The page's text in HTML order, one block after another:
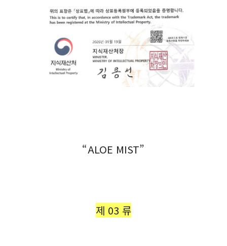
“ALOE MIST”
제 03 류